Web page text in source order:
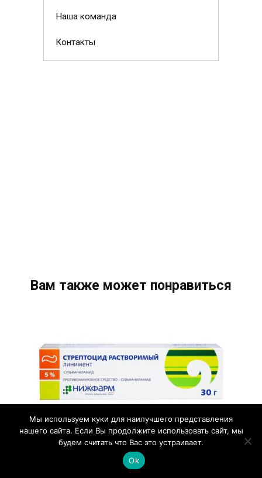
Наша команда
Контакты
Вам также может понравиться
Стрептоцидовая мазь: подробная
инструкция и рекомендации по
Мы используем куки для наилучшего представления
нашего сайта. Если Вы продолжите использовать сайт, мы
будем считать что Вас это устраивает.
Ok